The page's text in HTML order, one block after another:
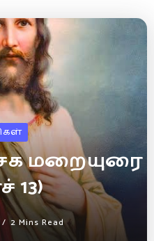
மறையுரை
13)
2 Mins Read